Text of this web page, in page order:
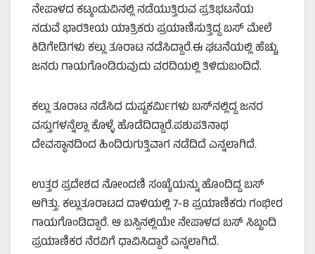
ನೇಪಾಳದ ಕಟ್ಮಂಡುವಿನಲ್ಲಿ ನಡೆಯುತ್ತಿರುವ ಪ್ರತಿಭಟನೆಯ
ನಡುವೆ ಭಾರತೀಯ ಯಾತ್ರಿಕರು ಪ್ರಯಾಣಿಸುತ್ತಿದ್ದ ಬಸ್‌ ಮೇಲೆ
ಕಿಡಿಗೇಡಿಗಳು ಕಲ್ಲು ತೂರಾಟ ನಡೆಸಿದ್ದಾರೆ.ಈ ಘಟನೆಯಲ್ಲಿ ಹೆಚ್ಚು
ಜನರು ಗಾಯಗೊಂಡಿರುವುದು ವರದಿಯಲ್ಲಿ ತಿಳಿದುಬಂದಿದೆ.
ಕಲ್ಲು ತೂರಾಟ ನಡೆಸಿದ ದುಷ್ಟಕರ್ಮಿಗಳು ಬಸ್‌ನಲ್ಲಿದ್ದ ಜನರ
ವಸ್ತುಗಳನ್ನೆಲ್ಲಾ ಕೊಳ್ಳೆ ಹೊಡೆದಿದ್ದಾರೆ.ಪಶುಪತಿನಾಥ
ದೇವಸ್ಥಾನದಿಂದ ಹಿಂದಿರುಗುತ್ತಿವಾಗ ನಡೆದಿದೆ ಎನ್ನಲಾಗಿದೆ.
ಉತ್ತರ ಪ್ರದೇಶದ ನೋಂದಣಿ ಸಂಖ್ಯೆಯನ್ನು ಹೊಂದಿದ್ದ ಬಸ್‌
ಆಗಿತ್ತು. ಕಲ್ಲುತೂರಾಟದ ದಾಳಿಯಲ್ಲಿ 7-8 ಪ್ರಯಾಣಿಕರು ಗಂಭೀರ
ಗಾಯಗೊಂಡಿದ್ದಾರೆ. ಆ ಬಸ್ಸಿನಲ್ಲಿಯೇ ನೇಪಾಳದ ಬಸ್‌ ಸಿಬ್ಬಂದಿ
ಪ್ರಯಾಣಿಕರ ನೆರವಿಗೆ ಧಾವಿಸಿದ್ದಾರೆ ಎನ್ನಲಾಗಿದೆ.